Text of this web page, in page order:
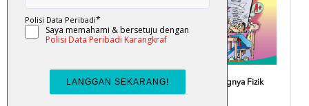
Fuiyooo... Senangnya Biologi
Tingkatan 4 - 5
Fuiyooo... Senangnya Fizik
Tingkatan 4-5